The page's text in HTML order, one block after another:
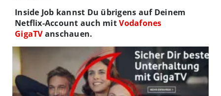
Inside Job kannst Du übrigens auf Deinem
Netflix-Account auch mitVodafones
GigaTVanschauen.